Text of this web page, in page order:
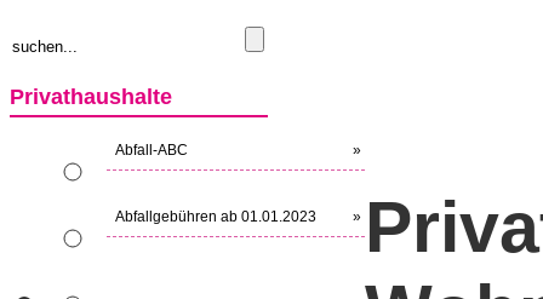
Privathaushalte
Abfall-ABC »
Abfallgebühren ab 01.01.2023 »